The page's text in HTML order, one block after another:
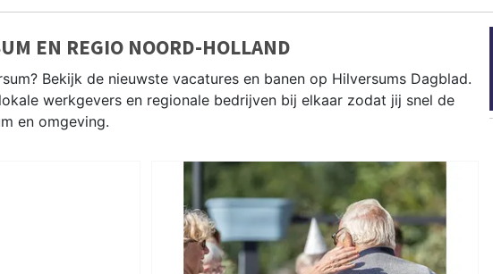
EN REGIO NOORD-HOLLAND
Bekijk de nieuwste vacatures en banen op Hilversums Dagblad.
werkgevers en regionale bedrijven bij elkaar zodat jij snel de
en omgeving.
volop werkgelegenheid. Bekijk het actuele aanbod aan vacatures